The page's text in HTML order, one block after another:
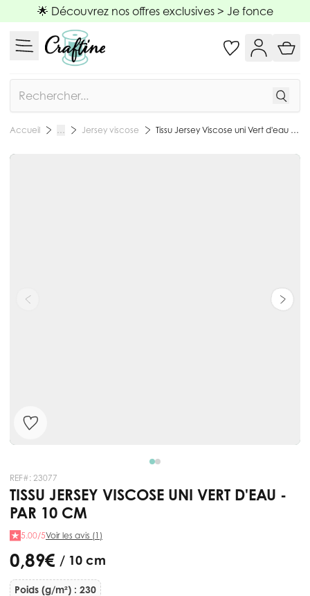
Allez au contenu
🌟 Découvrez nos offres exclusives > Je fonce
Accueil … Jersey viscose Tissu Jersey Viscose uni Vert d'eau - Par 10 cm
REF#: 23077
TISSU JERSEY VISCOSE UNI VERT D'EAU -
PAR 10 CM
5.00/5Voir les avis (1)
0,89 € / 10 cm
Poids (g/m²) : 230